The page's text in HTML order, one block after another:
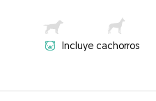
Incluye cachorros